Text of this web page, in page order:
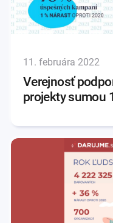
11. februára 2022
Verejnosť
projekty sumou